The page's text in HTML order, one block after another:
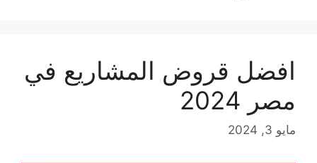
افضل قروض المشاريع في
مصر 2024
مايو 3, 2024